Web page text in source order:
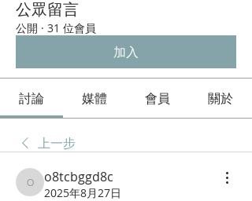
公眾留言
公開 · 31 位會員
加入
討論 媒體 會員 關於
上一步
o8tcbggd8c
o8tcbggd8c
2025年8月27日